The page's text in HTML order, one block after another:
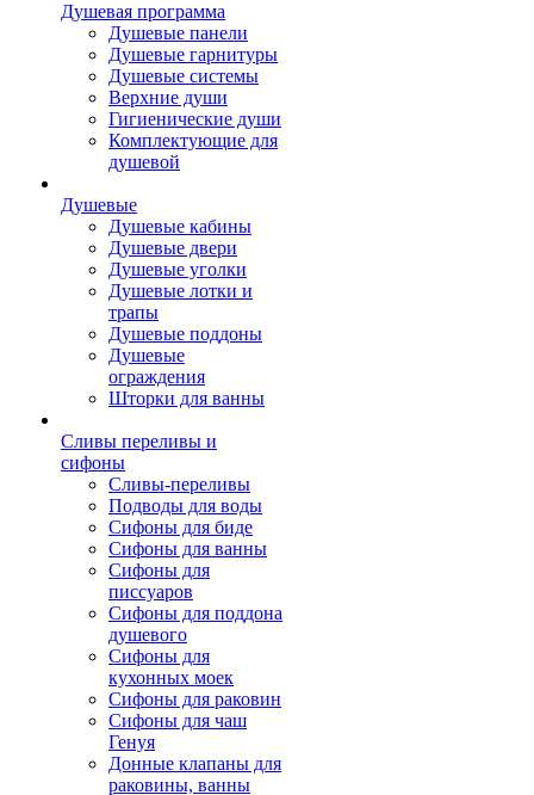
Душевая программа
Душевые панели
Душевые гарнитуры
Душевые системы
Верхние души
Гигиенические души
Комплектующие для
душевой
Душевые
Душевые кабины
Душевые двери
Душевые уголки
Душевые лотки и
трапы
Душевые поддоны
Душевые
ограждения
Шторки для ванны
Сливы переливы и
сифоны
Сливы-переливы
Подводы для воды
Сифоны для биде
Сифоны для ванны
Сифоны для
писсуаров
Сифоны для поддона
душевого
Сифоны для
кухонных моек
Сифоны для раковин
Сифоны для чаш
Генуя
Донные клапаны для
раковины, ванны